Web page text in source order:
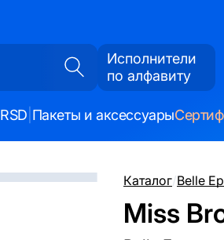
Исполнители
по алфавиту
RSD Пакеты и аксессуары
Каталог/Belle
Miss